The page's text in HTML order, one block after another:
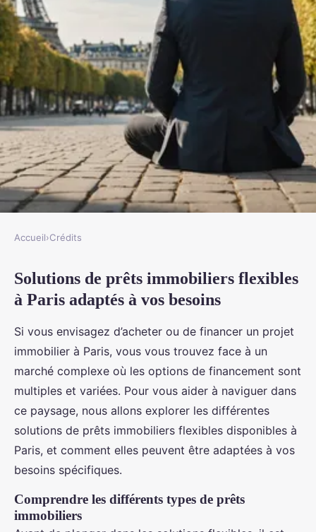
Solutions de prêts immobiliers
flexibles à paris adaptés à vos
besoins
rodolphe • 3 mars 2025 • 6 min de lecture
Accueil›Crédits
Solutions de prêts immobiliers flexibles
à Paris adaptés à vos besoins
Si vous envisagez d’acheter ou de financer un projet
immobilier à Paris, vous vous trouvez face à un
marché complexe où les options de financement sont
multiples et variées. Pour vous aider à naviguer dans
ce paysage, nous allons explorer les différentes
solutions de prêts immobiliers flexibles disponibles à
Paris, et comment elles peuvent être adaptées à vos
besoins spécifiques.
Comprendre les différents types de prêts
immobiliers